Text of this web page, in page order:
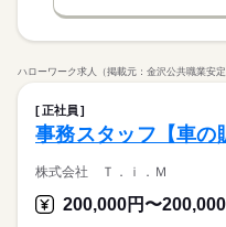
ハローワーク求人（掲載元：金沢公共職業安定
正社員
事務スタッフ【車の
株式会社 Ｔ．ｉ．Ｍ